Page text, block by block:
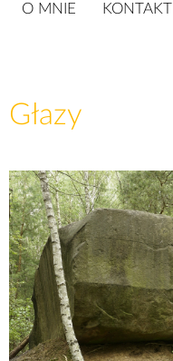
O MNIE KONTAKT
Głazy